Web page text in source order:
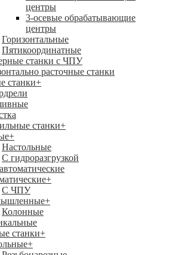
центры
3-осевые обрабатывающие
центры
Горизонтальные
Пятикоординатные
станки с ЧПУ
расточные станки
станки+
станки+
+
Настольные
С гидроразгрузкой
+
С ЧПУ
+
Колонные
станки+
+